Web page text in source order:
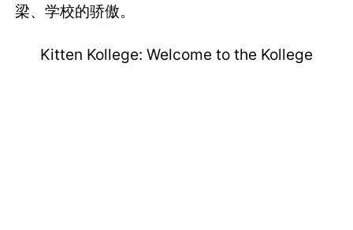
梁、学校的骄傲。
Kitten Kollege: Welcome to the Kollege